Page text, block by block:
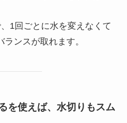
1回ごとに水を変えなくて
ンスが取れます。
を使えば、水切りもスム